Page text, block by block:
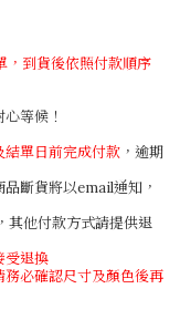
，到貨後依照付款順序
等候！
結單日前完成付款 ，逾期
斷貨將以email通知，
其他付款方式請提供退
受退換
務必確認尺寸及顏色後再